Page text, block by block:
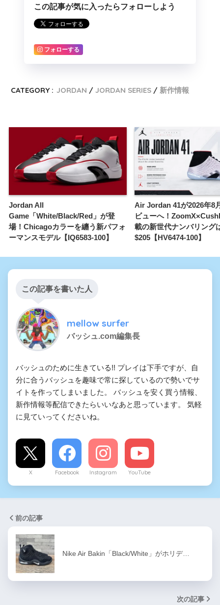
この記事が気に入ったらフォローしよう
フォローする
CATEGORY : JORDAN JORDAN SERIES 新作情報
Jordan All
Game「White/Black/Red」が登
場！Chicagoカラーを纏う新パフォ
ーマンスモデル【IQ6583-100】
Air Jordan 41が2026年8
ビューへ！
載の新世代ナンバリング
$205【HV6474-100】
この記事を書いた人
mellow surfer
バッシュ.com編集長
バッシュのために生きている!! プレイは下手ですが、自
分に合うバッシュを趣味で常に探しているので勢いでサ
イトを作ってしまいました。 バッシュを安く買う情報、
新作情報等配信できたらいいなあと思っています。 気軽
に見ていってくださいね。
X Facebook Instagram YouTube
前の記事
Nike Air Bakin「Black/White」がホリデ…
次の記事